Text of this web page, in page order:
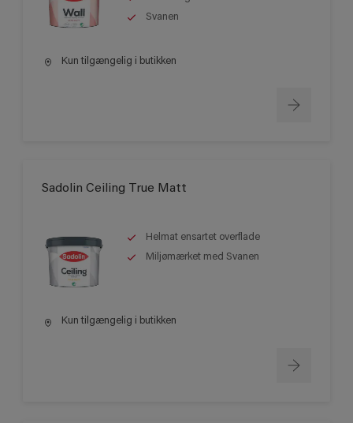
Svanen
Kun tilgængelig i butikken
Sadolin Ceiling True Matt
Helmat ensartet overflade
Miljømærket med Svanen
Kun tilgængelig i butikken